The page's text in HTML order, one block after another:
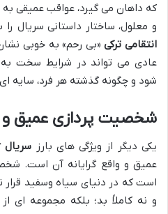
که داهان می گیرد، عواقب عمیقی به
و معلول، ساختار داستانی سریال
انتقامی ترکی«بی رحم» به خوبی
عادی می تواند در شرایط سخت به
شود و چگونه گذشته هر فرد، سایه
شخصیت پردازی عمیق
یکی دیگر از ویژگی های بارز سریال Gaddar
عمیق و واقع گرایانه آن است.
است که در دنیای سیاه وسفید قرار
و نه کاملاً بد؛ بلکه مجموعه ای